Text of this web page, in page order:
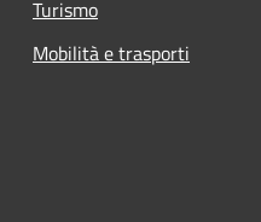
Turismo
Mobilità e trasporti